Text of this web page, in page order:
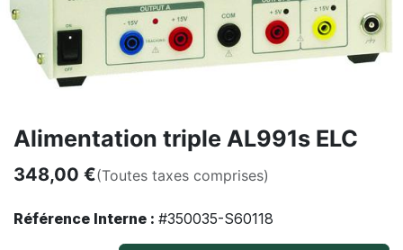
Alimentation triple AL991s ELC
348,00 €(Toutes taxes comprises)
Référence Interne : #350035-S60118